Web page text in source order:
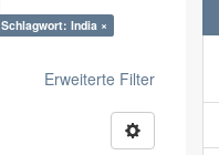
Schlagwort: India ×
Erweiterte Filter